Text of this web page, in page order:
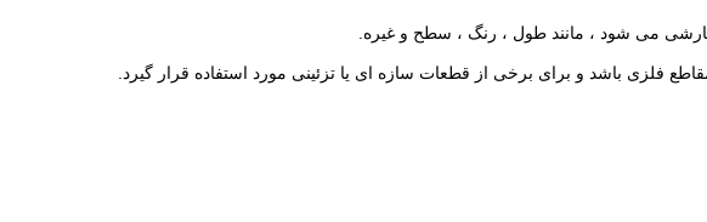
می شود ، مانند طول ، رنگ ، سطح و غیره.
فلزی باشد و برای برخی از قطعات سازه ای یا تزئینی مورد استفاده قرار گیرد.